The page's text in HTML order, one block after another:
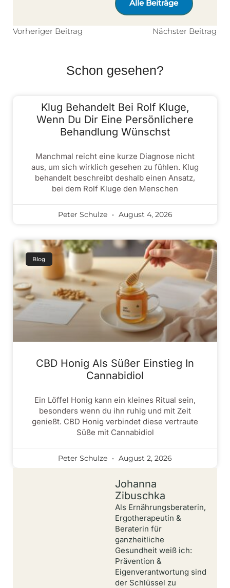
Alle Beiträge
Vorheriger Beitrag Nächster Beitrag
Schon gesehen?
Klug Behandelt Bei Rolf Kluge,
Wenn Du Dir Eine Persönlichere
Behandlung Wünschst
Manchmal reicht eine kurze Diagnose nicht
aus, um sich wirklich gesehen zu fühlen. Klug
behandelt beschreibt deshalb einen Ansatz,
bei dem Rolf Kluge den Menschen
Peter Schulze August 4, 2026
Blog
CBD Honig Als Süßer Einstieg In
Cannabidiol
Ein Löffel Honig kann ein kleines Ritual sein,
besonders wenn du ihn ruhig und mit Zeit
genießt. CBD Honig verbindet diese vertraute
Süße mit Cannabidiol
Peter Schulze August 2, 2026
Johanna
Zibuschka
Als Ernährungsberaterin,
Ergotherapeutin &
Beraterin für
ganzheitliche
Gesundheit weiß ich:
Prävention &
Eigenverantwortung sind
der Schlüssel zu